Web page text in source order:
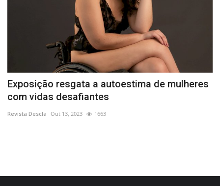
Exposição resgata a autoestima de mulheres
com vidas desafiantes
Revista Descla Out 13, 2023 1663